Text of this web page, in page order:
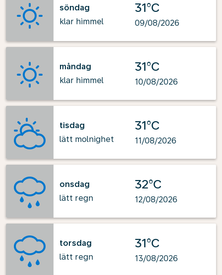
söndag
klar himmel
31°C
09/08/2026
måndag
klar himmel
31°C
10/08/2026
tisdag
lätt molnighet
31°C
11/08/2026
onsdag
lätt regn
32°C
12/08/2026
torsdag
lätt regn
31°C
13/08/2026